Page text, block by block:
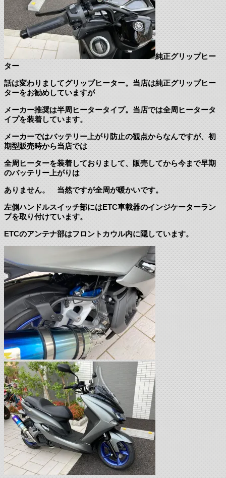
純正グリップヒー
ター
話は変わりましてグリップヒーター。当店は純正グリップヒー
ターをお勧めしていますが
メーカー推奨は半周ヒータータイプ。当店では全周ヒータータ
イプを装着しています。
メーカーではバッテリー上がり防止の観点からなんですが、初
期型販売時から当店では
全周ヒーターを装着しておりまして、販売してから今まで早期
のバッテリー上がりは
ありません。 当然ですが全周が暖かいです。
左側ハンドルスイッチ部にはETC車載器のインジケーターラン
プを取り付けています。
ETCのアンテナ部はフロントカウル内に隠しています。